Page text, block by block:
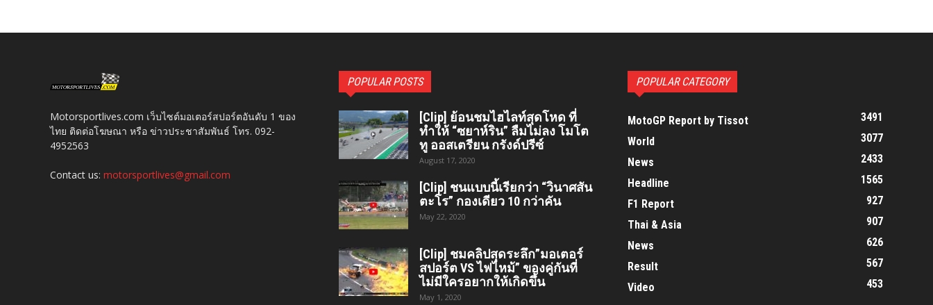
Motorsportlives.com เว็บไซต์มอเตอร์สปอร์ตอันดับ 1 ของ
ไทย ติดต่อโฆษณา หรือ ข่าวประชาสัมพันธ์ โทร. 092-
4952563
Contact us: motorsportlives@gmail.com
POPULAR POSTS
[Clip] ย้อนชมไฮไลท์สุดโหด ที่
ทำให้ “ซยาห์ริน” ลืมไม่ลง โมโต
ทู ออสเตรียน กรังด์ปรีซ์
August 17, 2020
[Clip] ชนแบบนี้เรียกว่า “วินาศสัน
ตะโร”​ กองเดียว 10 กว่าคัน
May 22, 2020
[Clip] ชมคลิปสุดระลึก”มอเตอร์
สปอร์ต VS ไฟไหม้” ของคู่กันที่
ไม่มีใครอยากให้เกิดขึ้น
May 1, 2020
POPULAR CATEGORY
MotoGP Report by Tissot
3491
World
3077
News
2433
Headline
1565
F1 Report
927
Thai & Asia
907
News
626
Result
567
Video
453